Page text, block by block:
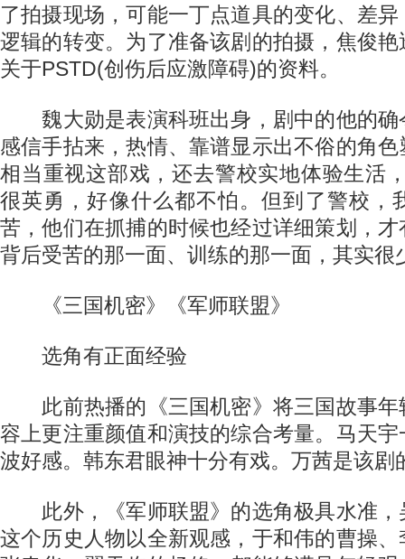
了拍摄现场，可能一丁点道具的变化、差
逻辑的转变。为了准备该剧的拍摄，焦俊
关于PSTD(创伤后应激障碍)的资料。
魏大勋是表演科班出身，剧中的他的确
感信手拈来，热情、靠谱显示出不俗的角
相当重视这部戏，还去警校实地体验生活
很英勇，好像什么都不怕。但到了警校，
苦，他们在抓捕的时候也经过详细策划，
背后受苦的那一面、训练的那一面，其实很
《三国机密》《军师联盟》
选角有正面经验
此前热播的《三国机密》将三国故事年
容上更注重颜值和演技的综合考量。马天
波好感。韩东君眼神十分有戏。万茜是该剧
此外，《军师联盟》的选角极具水准，
这个历史人物以全新观感，于和伟的曹操